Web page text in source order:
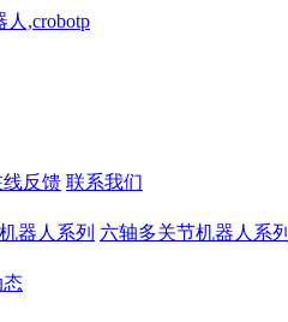
线反馈 联系我们
器人系列 六轴多关节机器人系列
态